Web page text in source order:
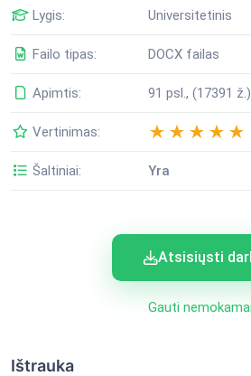
Lygis: Universitetinis
Failo tipas: DOCX failas
Apimtis: 91 psl., (17391 ž.)
Vertinimas:
Šaltiniai: Yra
Atsisiųsti
Gauti
Ištrauka